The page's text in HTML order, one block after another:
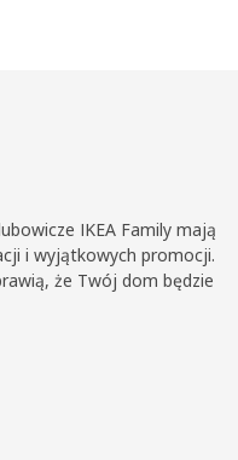
IKEA Family mają
i wyjątkowych promocji.
że Twój dom będzie